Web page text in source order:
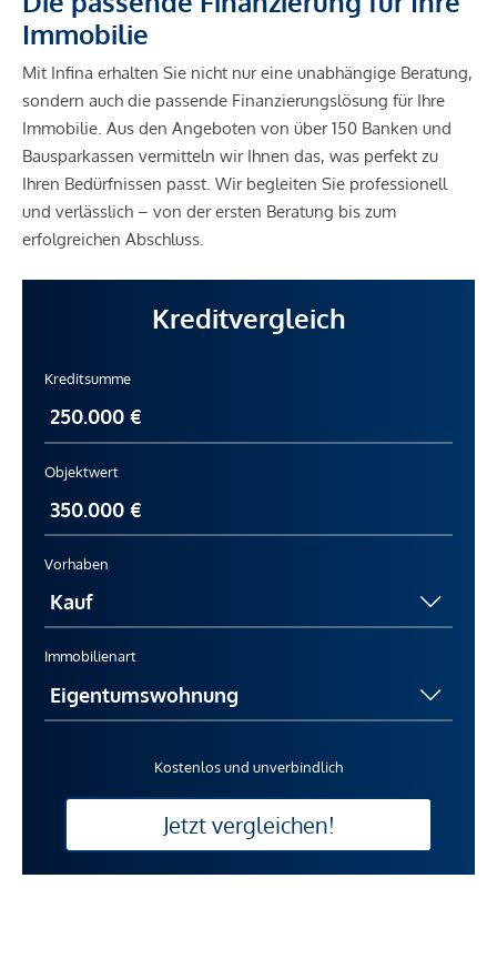
Immobilie
Mit Infina erhalten Sie nicht nur eine unabhängige Beratung,
sondern auch die passende Finanzierungslösung für Ihre
Immobilie. Aus den Angeboten von über 150 Banken und
Bausparkassen vermitteln wir Ihnen das, was perfekt zu
Ihren Bedürfnissen passt. Wir begleiten Sie professionell
und verlässlich – von der ersten Beratung bis zum
erfolgreichen Abschluss.
Kreditvergleich
Kreditsumme
Objektwert
Vorhaben
Immobilienart
Kostenlos und unverbindlich
Jetzt vergleichen!